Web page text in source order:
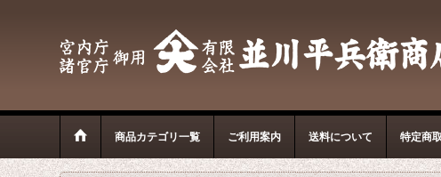
商品カテゴリ一覧 ご利用案内 送料について 特定商